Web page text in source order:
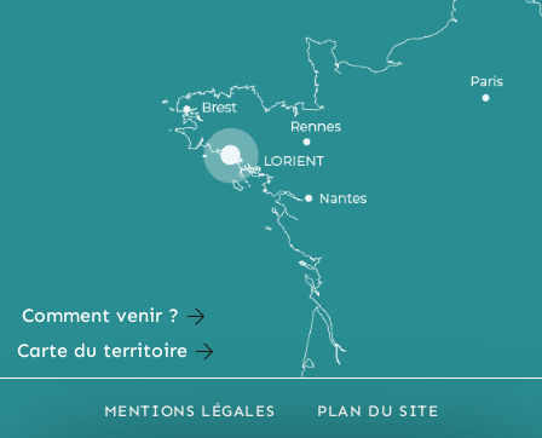
Comment venir ?
Carte du territoire
MENTIONS LÉGALES PLAN DU SITE